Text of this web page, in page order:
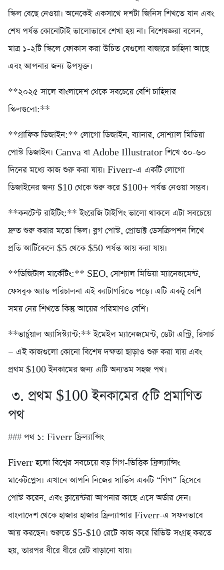
স্কিল বেছে নেওয়া। অনেকেই একসাথে দশটা জিনিস শিখতে যান এবং
শেষ পর্যন্ত কোনোটাই ভালোভাবে শেখা হয় না। বিশেষজ্ঞরা বলেন,
মাত্র ১-২টি স্কিলে ফোকাস করা উচিত যেগুলো বাজারে চাহিদা আছে
এবং আপনার জন্য উপযুক্ত।
**২০২৫ সালে বাংলাদেশ থেকে সবচেয়ে বেশি চাহিদার
স্কিলগুলো:**
**গ্রাফিক ডিজাইন:** লোগো ডিজাইন, ব্যানার, সোশ্যাল মিডিয়া
পোস্ট ডিজাইন। Canva বা Adobe Illustrator শিখে ৩০-৬০
দিনের মধ্যে কাজ শুরু করা যায়। Fiverr-এ একটি লোগো
ডিজাইনের জন্য $10 থেকে শুরু করে $100+ পর্যন্ত নেওয়া সম্ভব।
**কনটেন্ট রাইটিং:** ইংরেজি টাইপিং ভালো থাকলে এটা সবচেয়ে
দ্রুত শুরু করার মতো স্কিল। ব্লগ পোস্ট, প্রোডাক্ট ডেসক্রিপশন লিখে
প্রতি আর্টিকেলে $5 থেকে $50 পর্যন্ত আয় করা যায়।
**ডিজিটাল মার্কেটিং:** SEO, সোশ্যাল মিডিয়া ম্যানেজমেন্ট,
ফেসবুক অ্যাড পরিচালনা এই ক্যাটাগরিতে পড়ে। এটি একটু বেশি
সময় নেয় শিখতে কিন্তু আয়ের পরিমাণও বেশি।
**ভার্চুয়াল অ্যাসিস্ট্যান্ট:** ইমেইল ম্যানেজমেন্ট, ডেটা এন্ট্রি, রিসার্চ
— এই কাজগুলো কোনো বিশেষ দক্ষতা ছাড়াও শুরু করা যায় এবং
প্রথম $100 ইনকামের জন্য এটি অন্যতম সহজ পথ।
৩. প্রথম $100 ইনকামের ৫টি প্রমাণিত
পথ
### পথ ১: Fiverr ফ্রিল্যান্সিং
Fiverr হলো বিশ্বের সবচেয়ে বড় গিগ-ভিত্তিক ফ্রিল্যান্সিং
মার্কেটপ্লেস। এখানে আপনি নিজের সার্ভিস একটি “গিগ” হিসেবে
পোস্ট করেন, এবং ক্লায়েন্টরা আপনার কাছে এসে অর্ডার দেন।
বাংলাদেশ থেকে হাজার হাজার ফ্রিল্যান্সার Fiverr-এ সফলভাবে
আয় করছেন। শুরুতে $5-$10 রেটে কাজ করে রিভিউ সংগ্রহ করতে
হয়, তারপর ধীরে ধীরে রেট বাড়ানো যায়।